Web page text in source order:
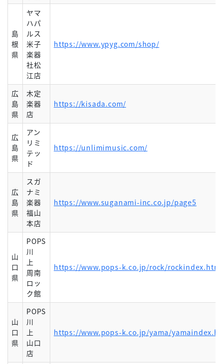
島
根
県
ヤマ
ハパ
ルス
米子
楽器
社松
江店
https://www.ypyg.com/shop/
広
島
県
木定
楽器
店
https://kisada.com/
広
島
県
アン
リミ
テッ
ド
https://unlimimusic.com/
広
島
県
スガ
ナミ
楽器
福山
本店
https://www.suganami-inc.co.jp/page5
山
口
県
POPS
川
上
周南
ロッ
ク館
https://www.pops-k.co.jp/rock/rockindex.html
山
口
県
POPS
川
上
山口
店
https://www.pops-k.co.jp/yama/